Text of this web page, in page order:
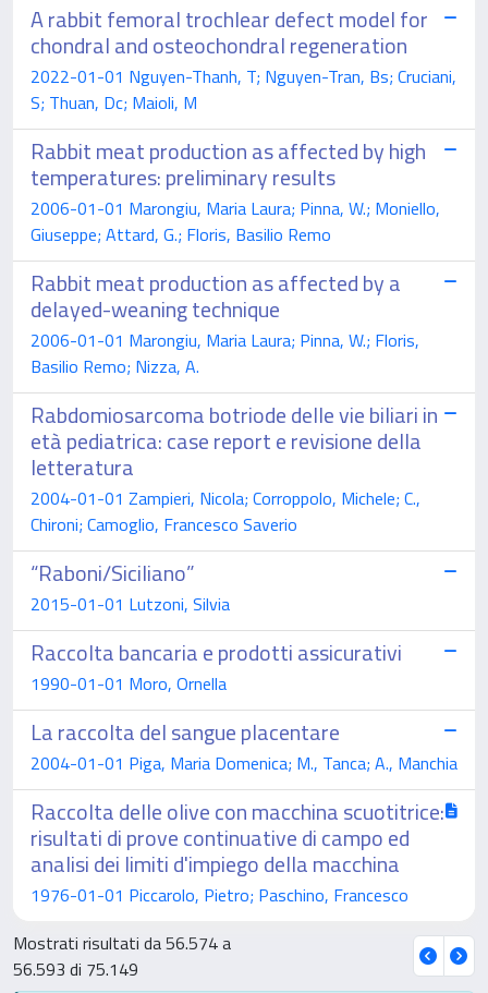
A rabbit femoral trochlear defect model for
chondral and osteochondral regeneration
2022-01-01 Nguyen-Thanh, T; Nguyen-Tran, Bs; Cruciani,
S; Thuan, Dc; Maioli, M
Rabbit meat production as affected by high
temperatures: preliminary results
2006-01-01 Marongiu, Maria Laura; Pinna, W.; Moniello,
Giuseppe; Attard, G.; Floris, Basilio Remo
Rabbit meat production as affected by a
delayed-weaning technique
2006-01-01 Marongiu, Maria Laura; Pinna, W.; Floris,
Basilio Remo; Nizza, A.
Rabdomiosarcoma botriode delle vie biliari in
età pediatrica: case report e revisione della
letteratura
2004-01-01 Zampieri, Nicola; Corroppolo, Michele; C.,
Chironi; Camoglio, Francesco Saverio
“Raboni/Siciliano”
2015-01-01 Lutzoni, Silvia
Raccolta bancaria e prodotti assicurativi
1990-01-01 Moro, Ornella
La raccolta del sangue placentare
2004-01-01 Piga, Maria Domenica; M., Tanca; A., Manchia
Raccolta delle olive con macchina scuotitrice:
risultati di prove continuative di campo ed
analisi dei limiti d'impiego della macchina
1976-01-01 Piccarolo, Pietro; Paschino, Francesco
Mostrati risultati da 56.574 a
56.593 di 75.149